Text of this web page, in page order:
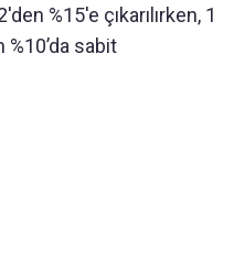
%15'e çıkarılırken, 1
sabit